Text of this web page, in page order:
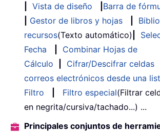
Vista de diseño
Barra de
Gestor de libros y hojas
recursos(Texto automático)
Fecha
Combinar Hojas de
Cálculo
Cifrar/Descifrar celdas
correos electrónicos desde una
Filtro
Filtro especial(Filtrar
en negrita/cursiva/tachado...) ...
Principales conjuntos de